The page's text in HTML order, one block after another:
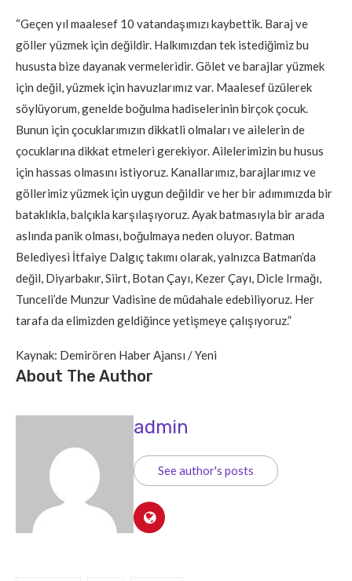
“Geçen yıl maalesef 10 vatandaşımızı kaybettik. Baraj ve
göller yüzmek için değildir. Halkımızdan tek istediğimiz bu
hususta bize dayanak vermeleridir. Gölet ve barajlar yüzmek
için değil, yüzmek için havuzlarımız var. Maalesef üzülerek
söylüyorum, genelde boğulma hadiselerinin birçok çocuk.
Bunun için çocuklarımızın dikkatli olmaları ve ailelerin de
çocuklarına dikkat etmeleri gerekiyor. Ailelerimizin bu husus
için hassas olmasını istiyoruz. Kanallarımız, barajlarımız ve
göllerimiz yüzmek için uygun değildir ve her bir adımımızda bir
bataklıkla, balçıkla karşılaşıyoruz. Ayak batmasıyla bir arada
aslında panik olması, boğulmaya neden oluyor. Batman
Belediyesi İtfaiye Dalgıç takımı olarak, yalnızca Batman’da
değil, Diyarbakır, Siirt, Botan Çayı, Kezer Çayı, Dicle Irmağı,
Tunceli’de Munzur Vadisine de müdahale edebiliyoruz. Her
tarafa da elimizden geldiğince yetişmeye çalışıyoruz.”
Kaynak: Demirören Haber Ajansı / Yeni
About The Author
admin
See author's posts